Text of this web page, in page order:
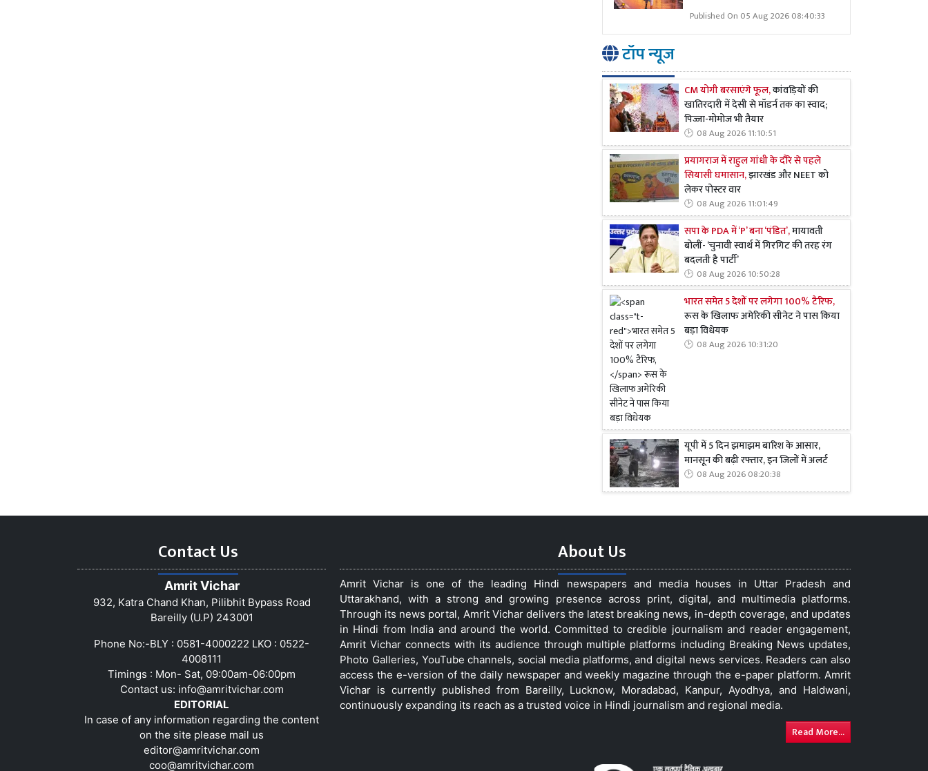
Published On 05 Aug 2026 08:40:33
टॉप न्यूज
CM योगी बरसाएंगे फूल,कांवड़ियों की
खातिरदारी में देसी से मॉडर्न तक का स्वाद;
पिज्जा-मोमोज भी तैयार
08 Aug 2026 11:10:51
प्रयागराज में राहुल गांधी के दौरे से पहले
सियासी घमासान,झारखंड और NEET को
लेकर पोस्टर वार
08 Aug 2026 11:01:49
सपा के PDA में ‘P’ बना ‘पंडित’,मायावती
बोलीं- ‘चुनावी स्वार्थ में गिरगिट की तरह रंग
बदलती है पार्टी’
08 Aug 2026 10:50:28
भारत समेत 5 देशों पर लगेगा 100% टैरिफ,
रूस के खिलाफ अमेरिकी सीनेट ने पास किया
बड़ा विधेयक
08 Aug 2026 10:31:20
यूपी में 5 दिन झमाझम बारिश के आसार,
मानसून की बढ़ी रफ्तार, इन जिलों में अलर्ट
08 Aug 2026 08:20:38
Contact Us
Amrit Vichar
932, Katra Chand Khan, Pilibhit Bypass Road
Bareilly (U.P) 243001
Phone No:-BLY : 0581-4000222 LKO : 0522-
4008111
Timings : Mon- Sat, 09:00am-06:00pm
Contact us: info@amritvichar.com
EDITORIAL
In case of any information regarding the content
on the site please mail us
editor@amritvichar.com
coo@amritvichar.com
About Us
Amrit Vichar is one of the leading Hindi newspapers and media houses in Uttar Pradesh and
Uttarakhand, with a strong and growing presence across print, digital, and multimedia platforms.
Through its news portal, Amrit Vichar delivers the latest breaking news, in-depth coverage, and updates
in Hindi from India and around the world. Committed to credible journalism and reader engagement,
Amrit Vichar connects with its audience through multiple platforms including Breaking News updates,
Photo Galleries, YouTube channels, social media platforms, and digital news services. Readers can also
access the e-version of the daily newspaper and weekly magazine through the e-paper platform. Amrit
Vichar is currently published from Bareilly, Lucknow, Moradabad, Kanpur, Ayodhya, and Haldwani,
continuously expanding its reach as a trusted voice in Hindi journalism and regional media.
Read More...